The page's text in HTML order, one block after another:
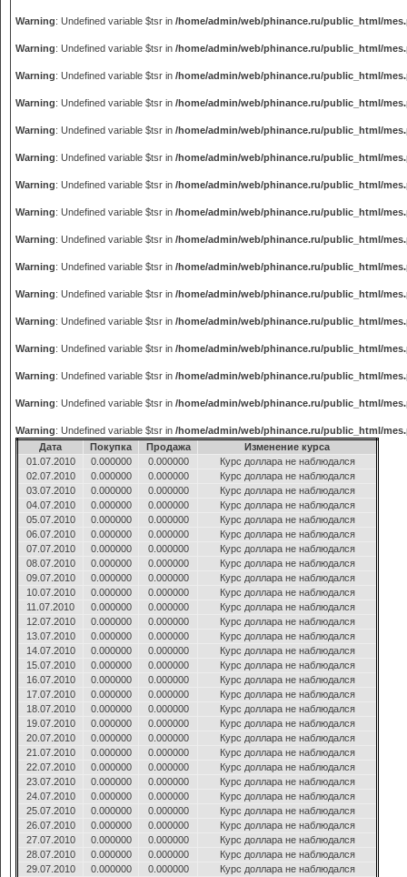
Warning: Undefined variable $tsr in /home/admin/web/phinance.ru/public_html/
Warning: Undefined variable $tsr in /home/admin/web/phinance.ru/public_html/
Warning: Undefined variable $tsr in /home/admin/web/phinance.ru/public_html/
Warning: Undefined variable $tsr in /home/admin/web/phinance.ru/public_html/
Warning: Undefined variable $tsr in /home/admin/web/phinance.ru/public_html/
Warning: Undefined variable $tsr in /home/admin/web/phinance.ru/public_html/
Warning: Undefined variable $tsr in /home/admin/web/phinance.ru/public_html/
Warning: Undefined variable $tsr in /home/admin/web/phinance.ru/public_html/
Warning: Undefined variable $tsr in /home/admin/web/phinance.ru/public_html/
Warning: Undefined variable $tsr in /home/admin/web/phinance.ru/public_html/
Warning: Undefined variable $tsr in /home/admin/web/phinance.ru/public_html/
Warning: Undefined variable $tsr in /home/admin/web/phinance.ru/public_html/
Warning: Undefined variable $tsr in /home/admin/web/phinance.ru/public_html/
Warning: Undefined variable $tsr in /home/admin/web/phinance.ru/public_html/
Warning: Undefined variable $tsr in /home/admin/web/phinance.ru/public_html/
Warning: Undefined variable $tsr in /home/admin/web/phinance.ru/public_html/
Дата
Покупка Продажа
Изменение курса
01.07.2010
0.000000 0.000000
Курс доллара не наблюдался
02.07.2010
0.000000 0.000000
Курс доллара не наблюдался
03.07.2010
0.000000 0.000000
Курс доллара не наблюдался
04.07.2010
0.000000 0.000000
Курс доллара не наблюдался
05.07.2010
0.000000 0.000000
Курс доллара не наблюдался
06.07.2010
0.000000 0.000000
Курс доллара не наблюдался
07.07.2010
0.000000 0.000000
Курс доллара не наблюдался
08.07.2010
0.000000 0.000000
Курс доллара не наблюдался
09.07.2010
0.000000 0.000000
Курс доллара не наблюдался
10.07.2010
0.000000 0.000000
Курс доллара не наблюдался
11.07.2010
0.000000 0.000000
Курс доллара не наблюдался
12.07.2010
0.000000 0.000000
Курс доллара не наблюдался
13.07.2010
0.000000 0.000000
Курс доллара не наблюдался
14.07.2010
0.000000 0.000000
Курс доллара не наблюдался
15.07.2010
0.000000 0.000000
Курс доллара не наблюдался
16.07.2010
0.000000 0.000000
Курс доллара не наблюдался
17.07.2010
0.000000 0.000000
Курс доллара не наблюдался
18.07.2010
0.000000 0.000000
Курс доллара не наблюдался
19.07.2010
0.000000 0.000000
Курс доллара не наблюдался
20.07.2010
0.000000 0.000000
Курс доллара не наблюдался
21.07.2010
0.000000 0.000000
Курс доллара не наблюдался
22.07.2010
0.000000 0.000000
Курс доллара не наблюдался
23.07.2010
0.000000 0.000000
Курс доллара не наблюдался
24.07.2010
0.000000 0.000000
Курс доллара не наблюдался
25.07.2010
0.000000 0.000000
Курс доллара не наблюдался
26.07.2010
0.000000 0.000000
Курс доллара не наблюдался
27.07.2010
0.000000 0.000000
Курс доллара не наблюдался
28.07.2010
0.000000 0.000000
Курс доллара не наблюдался
29.07.2010
0.000000 0.000000
Курс доллара не наблюдался